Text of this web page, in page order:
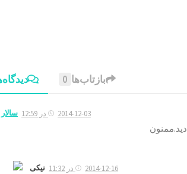
بازتاب‌ها 0
سالار 2014-12-03 در 12:59
نیکی 2014-12-16 در 11:32